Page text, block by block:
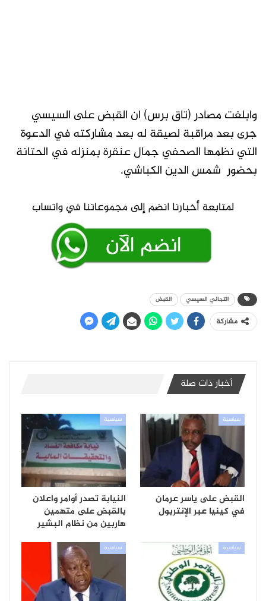
وابلغت مصادر (تاق برس) ان القبض على السيسي
جرى بعد مراقبة لصيقة له بعد مشاركته في الدعوة
التي نظمها الصحفي جمال عنقرة بمنزله في الحتانة
بحضور شمس الدين الكباشي.
التجاني السيسي القبض
مشاركة
أخبار ذات صلة
سياسية
القبض على ياسر عرمان
في كينيا عبر الإنتربول
سياسية
النيابة تصدر أوامر واعلان
بالقبض على متهمين
هاربين من نظام البشير
سياسية سياسية